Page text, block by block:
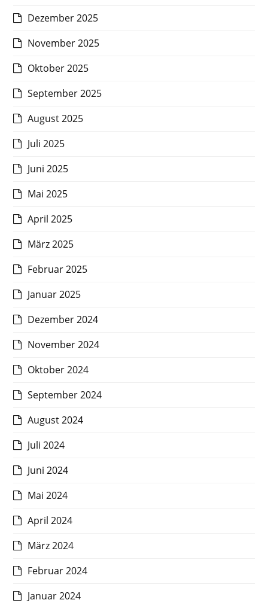
Dezember 2025
November 2025
Oktober 2025
September 2025
August 2025
Juli 2025
Juni 2025
Mai 2025
April 2025
März 2025
Februar 2025
Januar 2025
Dezember 2024
November 2024
Oktober 2024
September 2024
August 2024
Juli 2024
Juni 2024
Mai 2024
April 2024
März 2024
Februar 2024
Januar 2024